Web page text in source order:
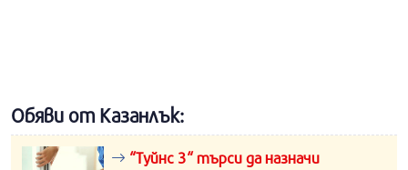
Обяви от Казанлък:
“Туйнс 3“ търси да назначи